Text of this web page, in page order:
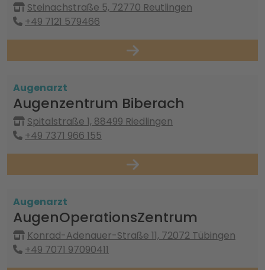
Steinachstraße 5, 72770 Reutlingen
+49 7121 579466
Augenarzt
Augenzentrum Biberach
Spitalstraße 1, 88499 Riedlingen
+49 7371 966 155
Augenarzt
AugenOperationsZentrum
Konrad-Adenauer-Straße 11, 72072 Tübingen
+49 7071 97090411